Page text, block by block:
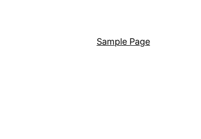
Sample Page